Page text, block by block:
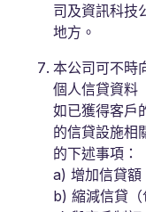
司及資訊科技
地方。
本公司可不時
個人信貸資料
如已獲得客戶
的信貸設施相
的下述事項：
a) 增加信貸額
b) 縮減信貸